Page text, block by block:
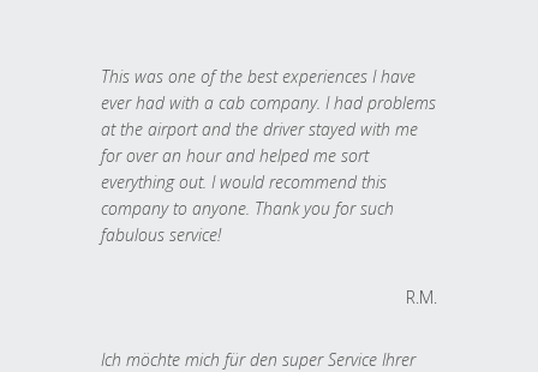
This was one of the best experiences I have
ever had with a cab company. I had problems
at the airport and the driver stayed with me
for over an hour and helped me sort
everything out. I would recommend this
company to anyone. Thank you for such
fabulous service!
R.M.
Ich möchte mich für den super Service Ihrer